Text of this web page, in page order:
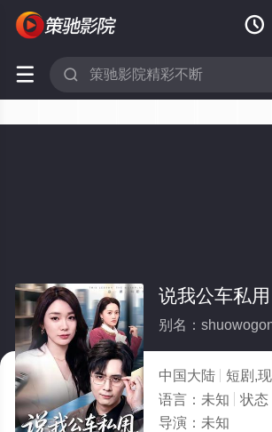

 
中国大陆 短剧,
语言： 未知 状态
导演： 未知